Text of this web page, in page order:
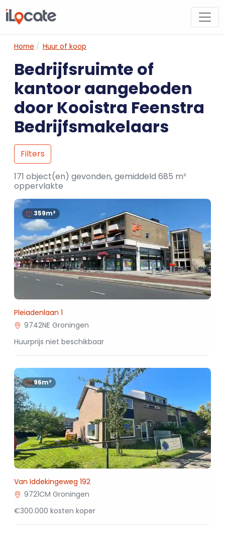
Home Huur of koop
Bedrijfsruimte of
kantoor aangeboden
door Kooistra Feenstra
Bedrijfsmakelaars
Filters
171 object(en) gevonden, gemiddeld 685 m²
oppervlakte
359m²
Pleiadenlaan 1
9742NE Groningen
Huurprijs niet beschikbaar
96m²
Van Iddekingeweg 192
9721CM Groningen
€300.000 kosten koper